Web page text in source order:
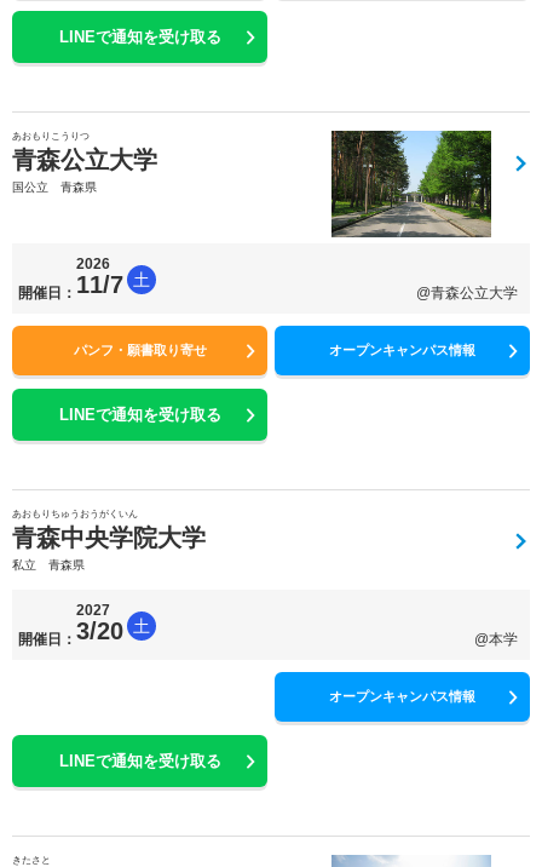
LINEで通知を受け取る
あおもりこうりつ
青森公立大学
国公立 青森県
開催日：
2026
11/7 土
@青森公立大学
パンフ・願書取り寄せ オープンキャンパス情報
LINEで通知を受け取る
あおもりちゅうおうがくいん
青森中央学院大学
私立 青森県
開催日：
2027
3/20 土
@本学
オープンキャンパス情報
LINEで通知を受け取る
きたさと